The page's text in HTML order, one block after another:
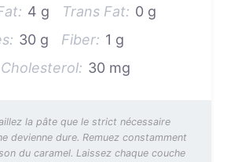
4 g Trans Fat: 0 g
30 g Fiber: 1 g
Cholesterol: 30 mg
la pâte que le strict nécessaire
devienne dure. Remuez constamment
du caramel. Laissez chaque couche